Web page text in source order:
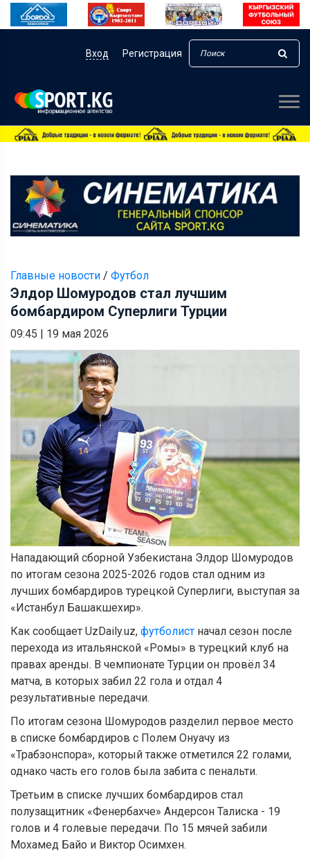
Вход Регистрация
Главные новости / Футбол
Элдор Шомуродов стал лучшим
бомбардиром Суперлиги Турции
09:45 | 19 мая 2026
Нападающий сборной Узбекистана Элдор Шомуродов
по итогам сезона 2025-2026 годов стал одним из
лучших бомбардиров турецкой Суперлиги, выступая за
«Истанбул Башакшехир».
Как сообщает UzDaily.uz, футболист начал сезон после
перехода из итальянской «Ромы» в турецкий клуб на
правах аренды. В чемпионате Турции он провёл 34
матча, в которых забил 22 гола и отдал 4
результативные передачи.
По итогам сезона Шомуродов разделил первое место
в списке бомбардиров с Полем Онуачу из
«Трабзонспора», который также отметился 22 голами,
однако часть его голов была забита с пенальти.
Третьим в списке лучших бомбардиров стал
полузащитник «Фенербахче» Андерсон Талиска - 19
голов и 4 голевые передачи. По 15 мячей забили
Мохамед Байо и Виктор Осимхен.